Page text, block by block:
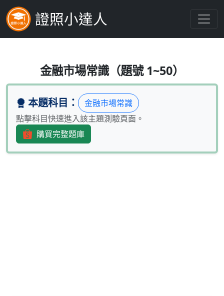
證照小達人
下列對於金融控股公司的描述
金融市場常識（題號 1~50）
本題科目：
金融市場常識
點擊科目快速進入該主題測驗頁面。
購買完整題庫